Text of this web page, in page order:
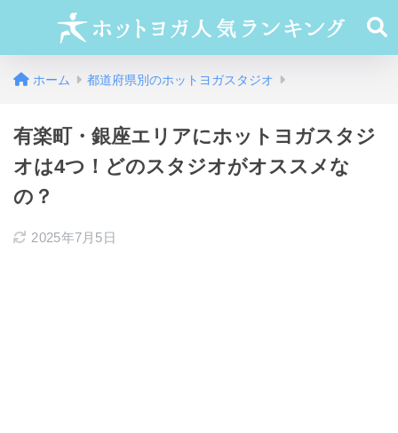
ホーム 都道府県別のホットヨガスタジオ
有楽町・銀座エリアにホットヨガスタジ
オは4つ！どのスタジオがオススメな
の？
2025年7月5日